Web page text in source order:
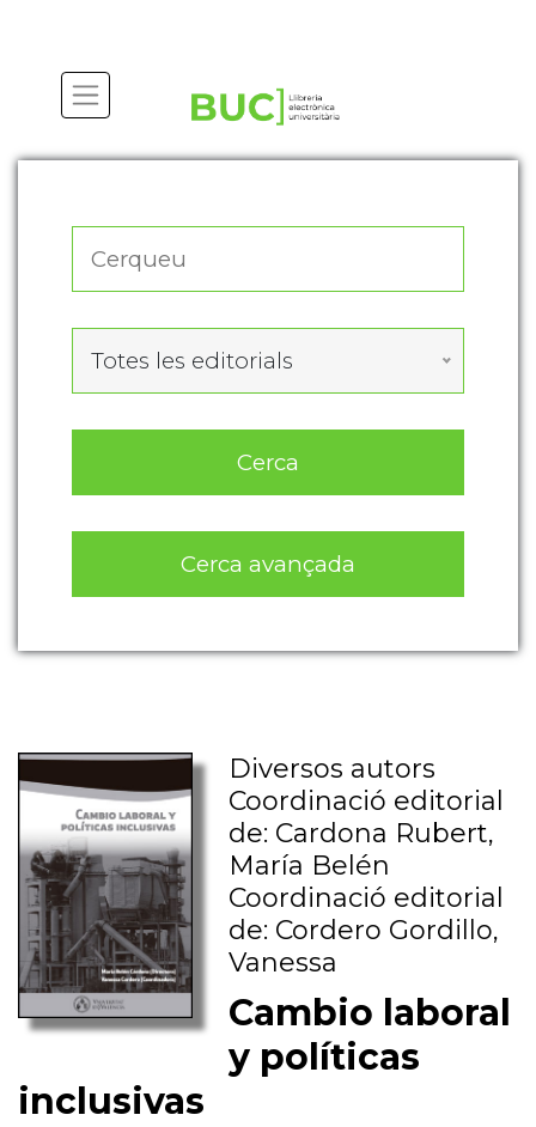
Totes les editorials
Cerca
Cerca avançada
Diversos autors
Coordinació editorial
de: Cardona Rubert,
María Belén
Coordinació editorial
de: Cordero Gordillo,
Vanessa
Cambio laboral
y políticas
inclusivas